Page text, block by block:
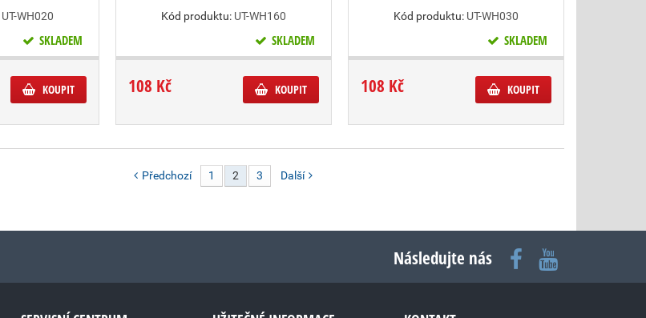
UT-WH020
SKLADEM
KOUPIT
Kód produktu: UT-WH160
SKLADEM
108 Kč KOUPIT
Kód produktu: UT-WH030
SKLADEM
108 Kč KOUPIT
Předchozí 1 2 3 Další
Následujte nás